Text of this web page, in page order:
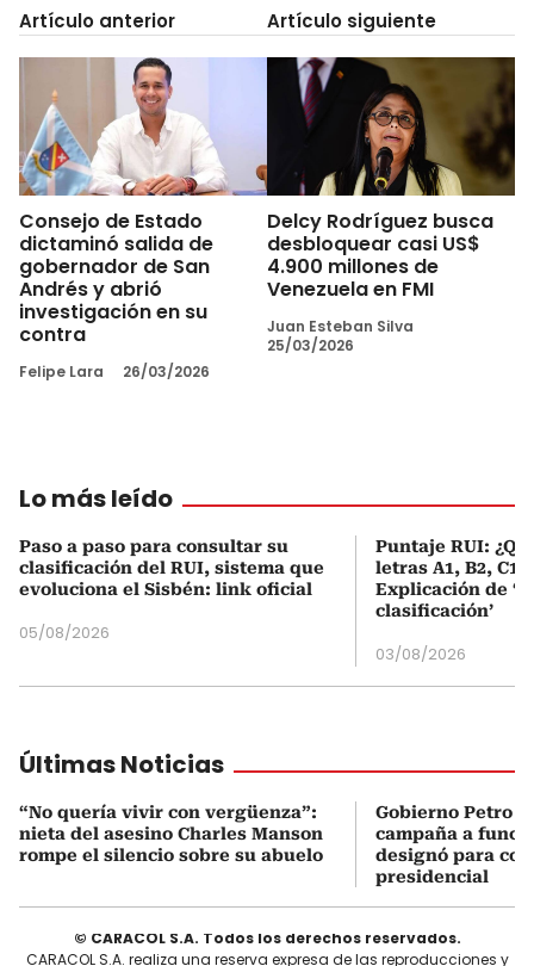
Artículo anterior
Consejo de Estado
dictaminó salida de
gobernador de San
Andrés y abrió
investigación en su
contra
Felipe Lara 26/03/2026
Artículo siguiente
Delcy Rodríguez busca
desbloquear casi US$
4.900 millones de
Venezuela en FMI
Juan Esteban Silva
25/03/2026
Lo más leído
Paso a paso para consultar su
clasificación del RUI, sistema que
evoluciona el Sisbén: link oficial
05/08/2026
Puntaje RUI:
letras A1, B2, C1
Explicación de
clasificación’
03/08/2026
Últimas Noticias
“No quería vivir con vergüenza”:
nieta del asesino Charles Manson
rompe el silencio sobre su abuelo
Gobierno Petro
campaña a
designó para
presidencial
© CARACOL S.A. Todos los derechos reservados.
CARACOL S.A. realiza una reserva expresa de las reproducciones y